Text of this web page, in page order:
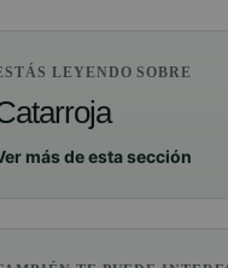
LEYENDO SOBRE
más de esta sección